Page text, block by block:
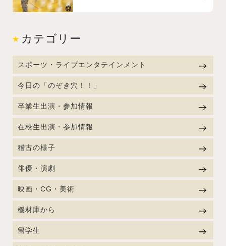
カテゴリー
スポーツ・ライブエンタテインメント
今日の「のぞき穴！！」
卒業生出演・参加情報
在校生出演・参加情報
稽古の様子
俳優・演劇
映画・CG・美術
機材庫から
留学生